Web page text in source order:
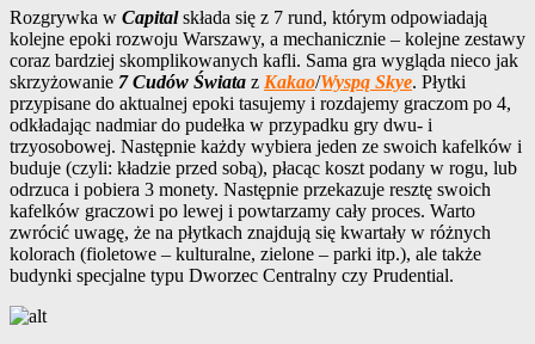
Rozgrywka w Capitalskłada się z 7 rund, którym odpowiadają
kolejne epoki rozwoju Warszawy, a mechanicznie – kolejne zestawy
coraz bardziej skomplikowanych kafli. Sama gra wygląda nieco jak
skrzyżowanie 7 Cudów Świata z Kakao/Wyspą Skye. Płytki
przypisane do aktualnej epoki tasujemy i rozdajemy graczom po 4,
odkładając nadmiar do pudełka w przypadku gry dwu- i
trzyosobowej. Następnie każdy wybiera jeden ze swoich kafelków i
buduje (czyli: kładzie przed sobą), płacąc koszt podany w rogu, lub
odrzuca i pobiera 3 monety. Następnie przekazuje resztę swoich
kafelków graczowi po lewej i powtarzamy cały proces. Warto
zwrócić uwagę, że na płytkach znajdują się kwartały w różnych
kolorach (fioletowe – kulturalne, zielone – parki itp.), ale także
budynki specjalne typu Dworzec Centralny czy Prudential.